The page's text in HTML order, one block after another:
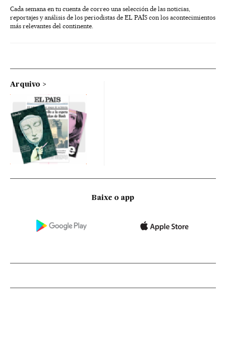
Cada semana en tu cuenta de correo una selección de las noticias,
reportajes y análisis de los periodistas de EL PAÍS con los acontecimientos
más relevantes del continente.
Arquivo
Baixe o app